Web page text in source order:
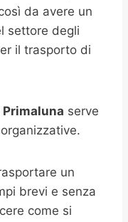
da avere un
settore degli
il trasporto di
serve
un
brevi e senza
come si